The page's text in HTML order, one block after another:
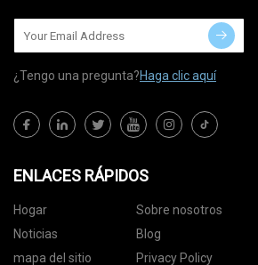
¿Tengo una pregunta?Haga clic aquí
ENLACES RÁPIDOS
Hogar Sobre nosotros
Noticias
Blog
mapa del sitio
Privacy Policy